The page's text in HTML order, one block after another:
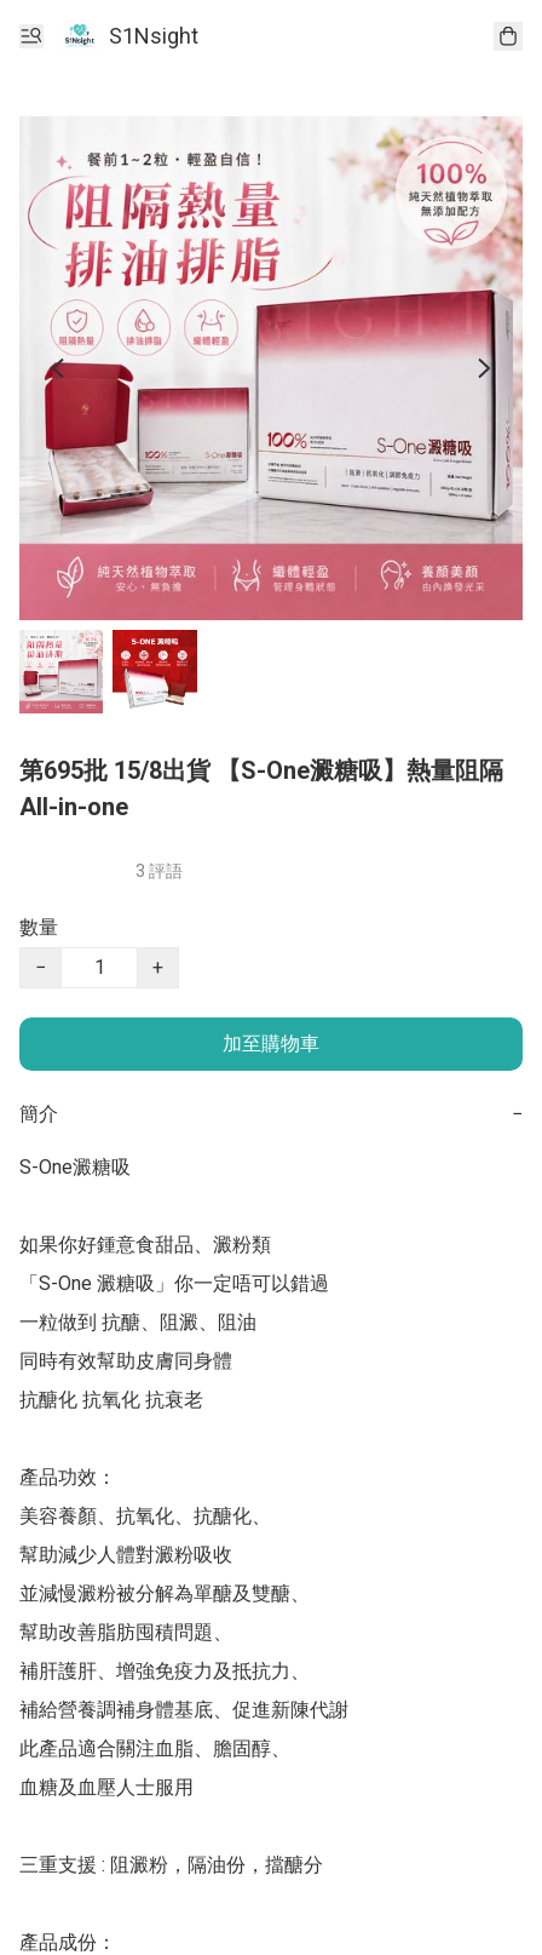
S1Nsight
第695批 15/8出貨 【S-One澱糖吸】熱量阻隔
All-in-one
3 評語
數量
−
+
加至購物車
簡介 −
S-One澱糖吸
如果你好鍾意食甜品、澱粉類
「S-One 澱糖吸」你一定唔可以錯過
一粒做到 抗醣、阻澱、阻油
同時有效幫助皮膚同身體
抗醣化 抗氧化 抗衰老
產品功效：
美容養顏、抗氧化、抗醣化、
幫助減少人體對澱粉吸收
並減慢澱粉被分解為單醣及雙醣、
幫助改善脂肪囤積問題、
補肝護肝、增強免疫力及抵抗力、
補給營養調補身體基底、促進新陳代謝
此產品適合關注血脂、膽固醇、
血糖及血壓人士服用
三重支援 : 阻澱粉，隔油份，擋醣分
產品成份：